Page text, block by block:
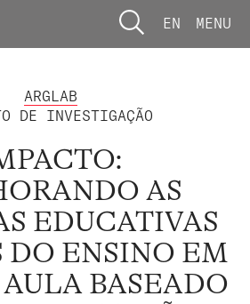
EN MENU
ARGLAB
DE INVESTIGAÇÃO
AS
EDUCATIVAS
DO ENSINO EM
BASEADO